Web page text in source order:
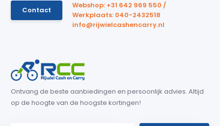
Contact
Webshop: +31 642 969 550 /
Werkplaats: 040-2432518
info@rijwielcashencarry.nl
Ontvang de beste aanbiedingen en persoonlijk advies. Altijd
op de hoogte van de hoogste kortingen!